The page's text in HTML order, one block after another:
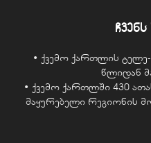
ჩვენს
• ქვემო ქართლის
წლიდან
• ქვემო ქართლში 430
მაყურებელი რეგიონის